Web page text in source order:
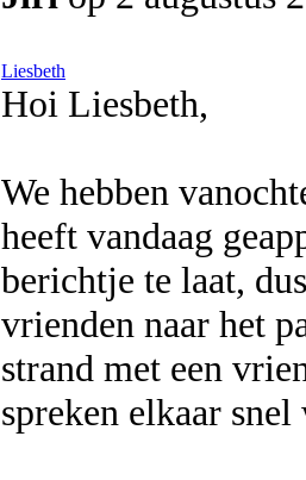
Liesbeth
Hoi Liesbeth,
We hebben
heeft vandaag
berichtje te laat,
vrienden naar het
strand met een
spreken elkaar